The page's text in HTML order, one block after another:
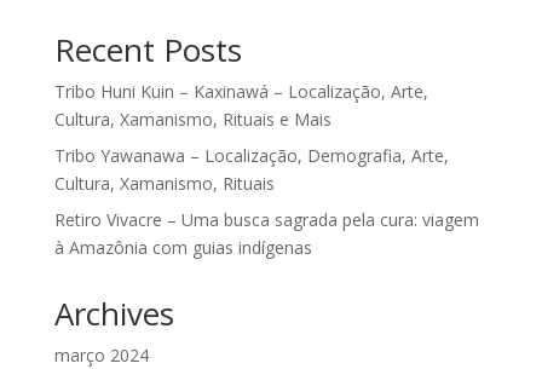
Recent Posts
Tribo Huni Kuin – Kaxinawá – Localização, Arte,
Cultura, Xamanismo, Rituais e Mais
Tribo Yawanawa – Localização, Demografia, Arte,
Cultura, Xamanismo, Rituais
Retiro Vivacre – Uma busca sagrada pela cura: viagem
à Amazônia com guias indígenas
Archives
março 2024